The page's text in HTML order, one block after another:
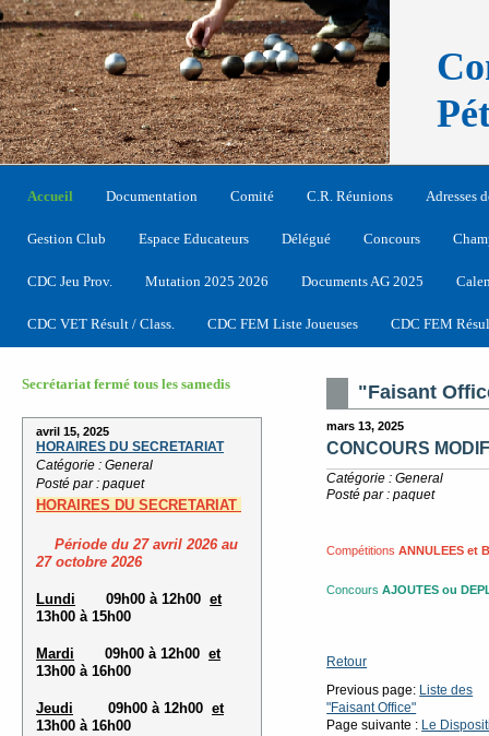
Accueil Documentation Comité C.R. Réunions Adresses
Gestion Club Espace Educateurs Délégué Concours
CDC Jeu Prov. Mutation 2025 2026 Documents AG 2025
CDC VET Résult / Class. CDC FEM Liste Joueuses CDC FEM
Secrétariat fermé tous les samedis
avril 15, 2025
HORAIRES DU SECRETARIAT
Catégorie : General
Posté par : paquet
HORAIRES DU SECRETARIAT
Période du 27 avril 2026 au
27 octobre 2026
Lundi 09h00 à 12h00 et
13h00 à 15h00
Mardi 09h00 à 12h00 et
13h00 à 16h00
Jeudi 09h00 à 12h00 et
13h00 à 16h00
"Faisant
mars 13, 2025
CONCOURS
Catégorie : General
Posté par : paquet
CompétitionsANNULEES et
Concours AJOUTES ou
Retour
Previous page: Liste des
"Faisant Office"
Page suivante : Le